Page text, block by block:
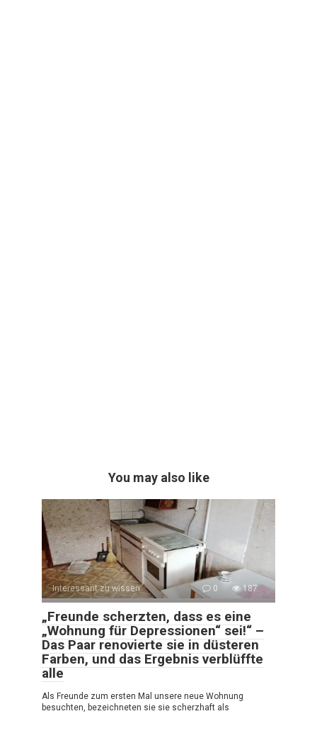
You may also like
Interessant zu wissen 0 187
„Freunde scherzten, dass es eine
„Wohnung für Depressionen“ sei!“ –
Das Paar renovierte sie in düsteren
Farben, und das Ergebnis verblüffte
alle
Als Freunde zum ersten Mal unsere neue Wohnung
besuchten, bezeichneten sie sie scherzhaft als